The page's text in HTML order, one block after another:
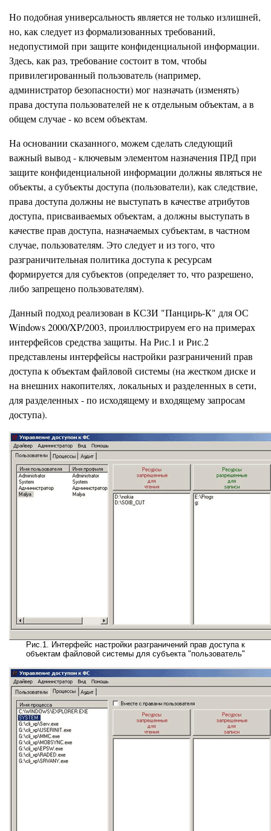
Но подобная универсальность является не только излишней,
но, как следует из формализованных требований,
недопустимой при защите конфиденциальной информации.
Здесь, как раз, требование состоит в том, чтобы
привилегированный пользователь (например,
администратор безопасности) мог назначать (изменять)
права доступа пользователей не к отдельным объектам, а в
общем случае - ко всем объектам.
На основании сказанного, можем сделать следующий
важный вывод - ключевым элементом назначения ПРД при
защите конфиденциальной информации должны являться не
объекты, а субъекты доступа (пользователи), как следствие,
права доступа должны не выступать в качестве атрибутов
доступа, присваиваемых объектам, а должны выступать в
качестве прав доступа, назначаемых субъектам, в частном
случае, пользователям. Это следует и из того, что
разграничительная политика доступа к ресурсам
формируется для субъектов (определяет то, что разрешено,
либо запрещено пользователям).
Данный подход реализован в КСЗИ "Панцирь-К" для ОС
Windows 2000/XP/2003, проиллюстрируем его на примерах
интерфейсов средства защиты. На Рис.1 и Рис.2
представлены интерфейсы настройки разграничений прав
доступа к объектам файловой системы (на жестком диске и
на внешних накопителях, локальных и разделенных в сети,
для разделенных - по исходящему и входящему запросам
доступа).
Рис.1. Интерфейс настройки разграничений прав доступа к
объектам файловой системы для субъекта "пользователь"